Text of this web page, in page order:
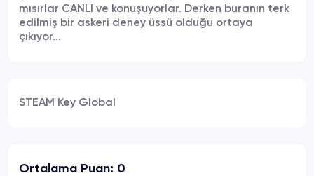
mısırlar CANLI ve konuşuyorlar. Derken buranın terk
edilmiş bir askeri deney üssü olduğu ortaya
çıkıyor...
STEAM Key Global
Ortalama Puan: 0